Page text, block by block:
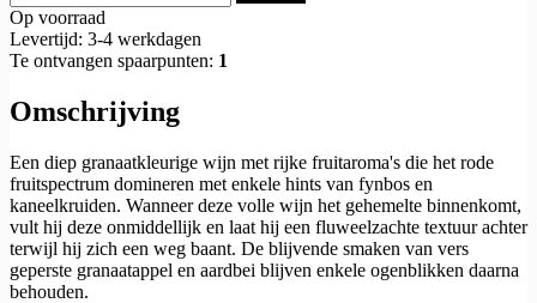
Op voorraad
Levertijd: 3-4 werkdagen
Te ontvangen spaarpunten: 1
Omschrijving
Een diep granaatkleurige wijn met rijke fruitaroma's die het rode
fruitspectrum domineren met enkele hints van fynbos en
kaneelkruiden. Wanneer deze volle wijn het gehemelte binnenkomt,
vult hij deze onmiddellijk en laat hij een fluweelzachte textuur achter
terwijl hij zich een weg baant. De blijvende smaken van vers
geperste granaatappel en aardbei blijven enkele ogenblikken daarna
behouden.